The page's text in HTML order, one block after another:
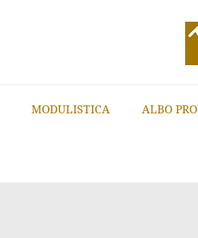
MODULISTICA ALBO